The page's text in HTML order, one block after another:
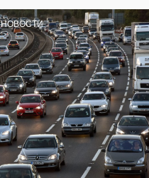
НОВОСТИ